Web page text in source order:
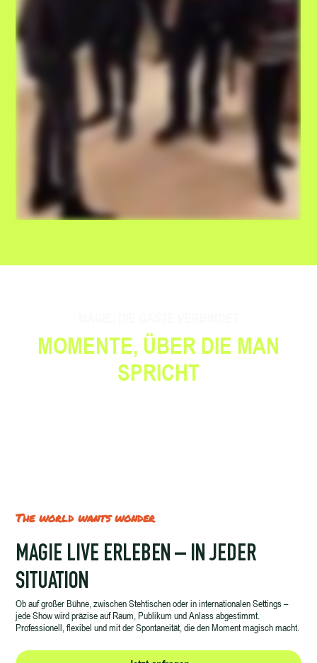
MOMENTE, ÜBER DIE MAN
SPRICHT
The world wants wonder
MAGIE LIVE ERLEBEN – IN JEDER
SITUATION
Ob auf großer Bühne, zwischen Stehtischen oder in internationalen Settings –
jede Show wird präzise auf Raum, Publikum und Anlass abgestimmt.
Professionell, flexibel und mit der Spontaneität, die den Moment magisch macht.